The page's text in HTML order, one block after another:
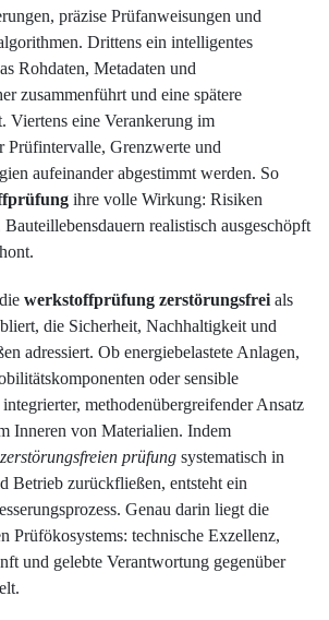
präzise Prüfanweisungen und
Drittens ein intelligentes
Rohdaten, Metadaten und
zusammenführt und eine spätere
Viertens eine Verankerung im
Prüfintervalle, Grenzwerte und
aufeinander abgestimmt werden. So
ihre volle Wirkung: Risiken
realistisch ausgeschöpft
werkstoffprüfung zerstörungsfrei als
die Sicherheit, Nachhaltigkeit und
adressiert. Ob energiebelastete Anlagen,
oder sensible
methodenübergreifender Ansatz
Inneren von Materialien. Indem
zerstörungsfreien prüfung systematisch in
Betrieb zurückfließen, entsteht ein
Genau darin liegt die
Prüfökosystems: technische Exzellenz,
und gelebte Verantwortung gegenüber